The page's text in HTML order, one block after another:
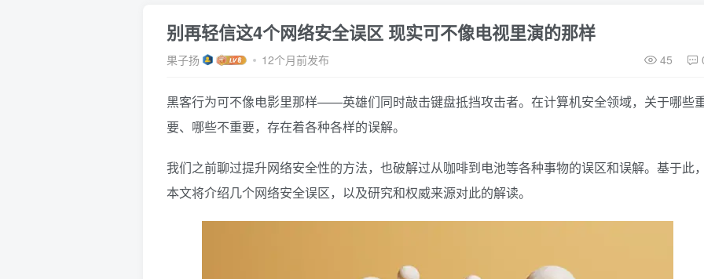
别再轻信这4个网络安全误区 现实可不像电视里演的那样
果子扬 12个月前发布 45
黑客行为可不像电影里那样——英雄们同时敲击键盘抵挡攻击者。在计算机安全领域，关于哪些
要、哪些不重要，存在着各种各样的误解。
我们之前聊过提升网络安全性的方法，也破解过从咖啡到电池等各种事物的误区和误解。基于此
本文将介绍几个网络安全误区，以及研究和权威来源对此的解读。